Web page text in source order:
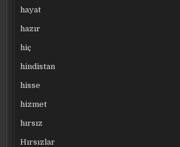
hayat
hazır
hiç
hindistan
hisse
hizmet
hırsız
Hırsızlar